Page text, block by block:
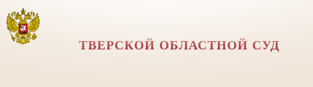
ТВЕРСКОЙ ОБЛАСТНОЙ СУД